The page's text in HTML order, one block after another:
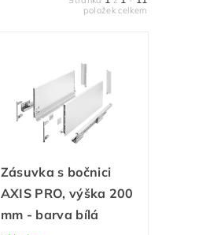
položek celkem
Zásuvka s bočnici
AXIS PRO, výška 200
mm - barva bílá